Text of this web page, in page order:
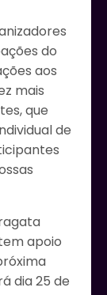
do
aos
mais
que
de
apoio
dia 25 de